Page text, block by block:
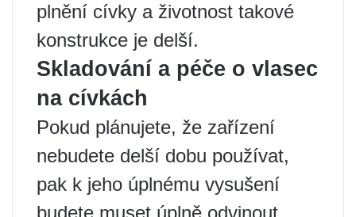
plnění cívky a životnost takové
konstrukce je delší.
Skladování a péče o vlasec
na cívkách
Pokud plánujete, že zařízení
nebudete delší dobu používat,
pak k jeho úplnému vysušení
budete muset úplně odvinout